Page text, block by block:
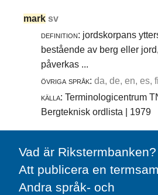
mark sv
definition: jordskorpans
bestående av berg eller
påverkas ...
övriga språk: da, de, en, es,
källa: Terminologicentrum
Bergteknisk ordlista | 1979
Vad är Rikstermbanken?
Att publicera en
Andra språk- och